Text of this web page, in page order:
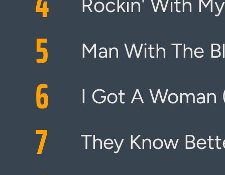
Rockin' With
5 Man With The
6 I Got A Woman
7 They Know